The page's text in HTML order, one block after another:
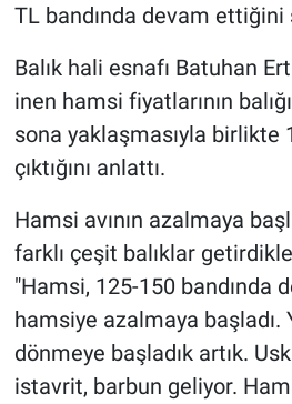
TL bandında devam ettiğini
Balık hali esnafı Batuhan
inen hamsi fiyatlarının
sona yaklaşmasıyla birlikte
çıktığını anlattı.
Hamsi avının azalmaya
farklı çeşit balıklar
"Hamsi, 125-150 bandında
hamsiye azalmaya başladı.
dönmeye başladık artık.
istavrit, barbun geliyor.